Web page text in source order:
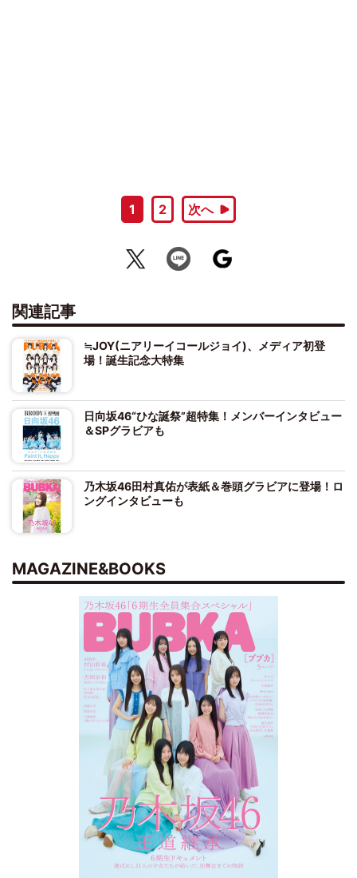
1 2 次へ
関連記事
≒JOY(ニアリーイコールジョイ)、メディア初登
場！誕生記念大特集
日向坂46“ひな誕祭”超特集！メンバーインタビュー
＆SPグラビアも
乃木坂46田村真佑が表紙＆巻頭グラビアに登場！ロ
ングインタビューも
MAGAZINE&BOOKS